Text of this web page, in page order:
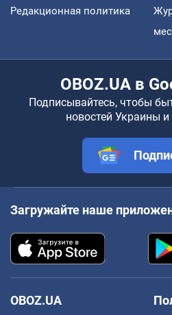
Редакционная политика
OBOZ.UA в
Подписывайтесь, чтобы
новостей Украины
Загружайте наше
OBOZ.UA